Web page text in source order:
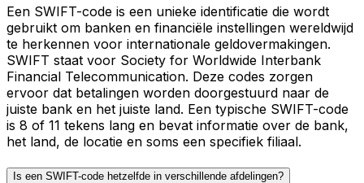
Een SWIFT-code is een unieke identificatie die wordt
gebruikt om banken en financiële instellingen wereldwijd
te herkennen voor internationale geldovermakingen.
SWIFT staat voor Society for Worldwide Interbank
Financial Telecommunication. Deze codes zorgen
ervoor dat betalingen worden doorgestuurd naar de
juiste bank en het juiste land. Een typische SWIFT-code
is 8 of 11 tekens lang en bevat informatie over de bank,
het land, de locatie en soms een specifiek filiaal.
Is een SWIFT-code hetzelfde in verschillende afdelingen?